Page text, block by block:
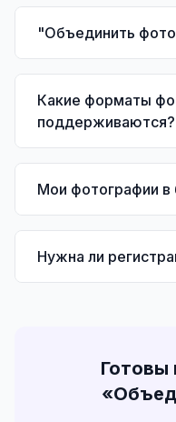
"Объединить
Какие форматы
поддерживаются?
Мои фотографии в
Нужна ли
Готовы
«